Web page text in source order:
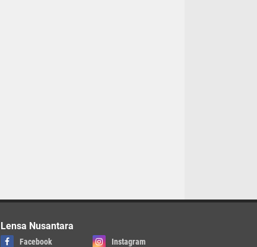
Lensa Nusantara
Facebook
Instagram